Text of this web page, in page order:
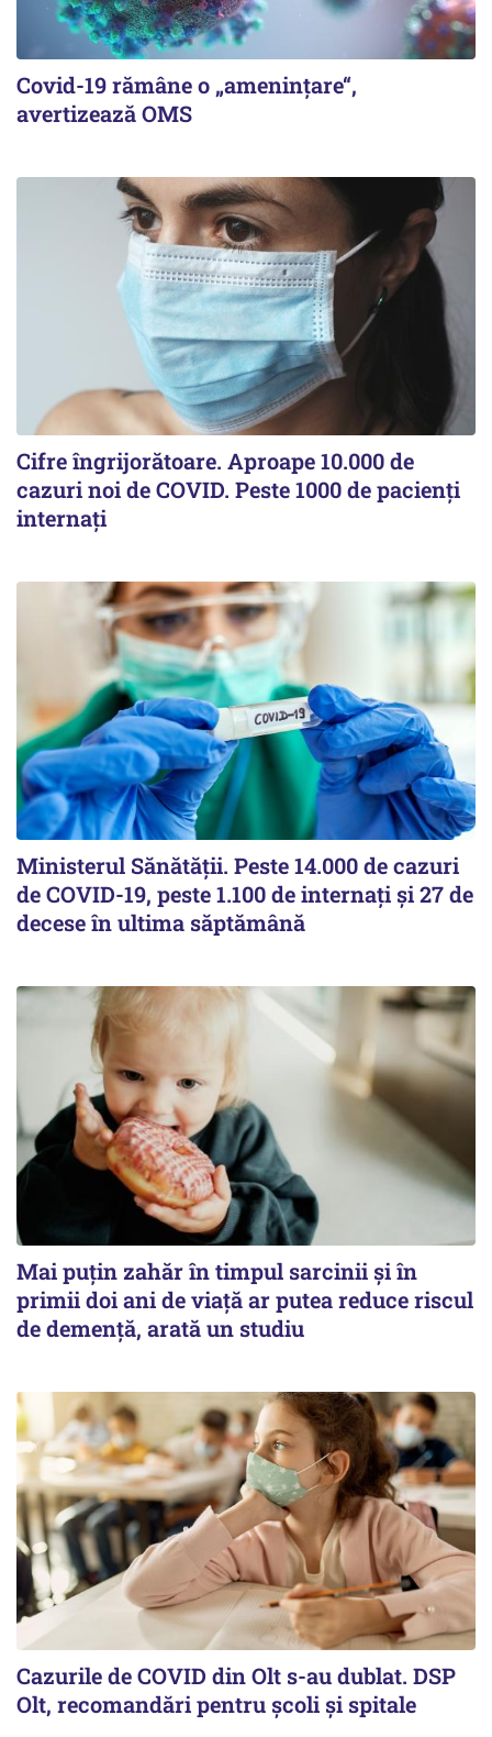
Covid-19 rămâne o „ameninţare“,
avertizează OMS
Cifre îngrijorătoare. Aproape 10.000 de
cazuri noi de COVID. Peste 1000 de pacienți
internați
Ministerul Sănătății. Peste 14.000 de cazuri
de COVID-19, peste 1.100 de internați și 27 de
decese în ultima săptămână
Mai puțin zahăr în timpul sarcinii și în
primii doi ani de viață ar putea reduce riscul
de demență, arată un studiu
Cazurile de COVID din Olt s-au dublat. DSP
Olt, recomandări pentru școli și spitale